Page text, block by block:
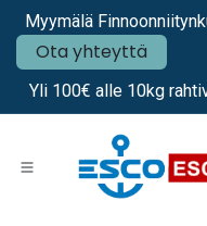
Siirry sisältöön
Myymälä
Ota yhteyttä
Yli 100€ alle 10kg